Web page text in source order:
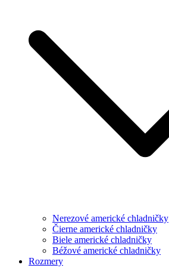
Nerezové americké chladničky
Čierne americké chladničky
Biele americké chladničky
Béžové americké chladničky
Rozmery